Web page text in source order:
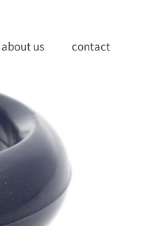
about us contact